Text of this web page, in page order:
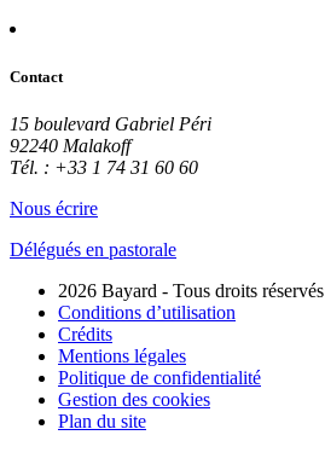
Contact
15 boulevard Gabriel Péri
92240 Malakoff
Tél. : +33 1 74 31 60 60
Nous écrire
Délégués en pastorale
2026 Bayard - Tous droits réservés
Conditions d’utilisation
Crédits
Mentions légales
Politique de confidentialité
Gestion des cookies
Plan du site